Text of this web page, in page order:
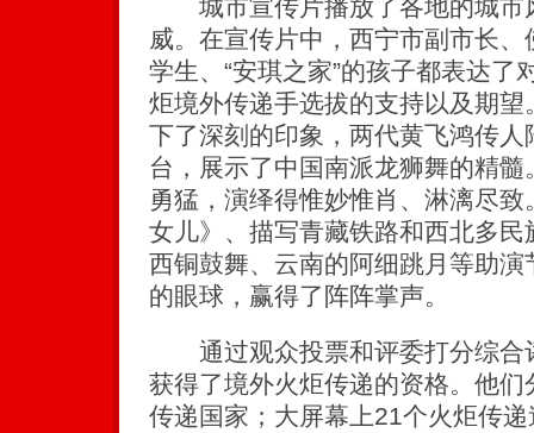
城市宣传片播放了各地的城市
威。在宣传片中，西宁市副市长
学生、“安琪之家”的孩子都表达了
炬境外传递手选拔的支持以及期
下了深刻的印象，两代黄飞鸿传
台，展示了中国南派龙狮舞的精
勇猛，演绎得惟妙惟肖、淋漓尽
女儿》、描写青藏铁路和西北多
西铜鼓舞、云南的阿细跳月等助
的眼球，赢得了阵阵掌声。
通过观众投票和评委打分综合
获得了境外火炬传递的资格。他
传递国家；大屏幕上21个火炬传